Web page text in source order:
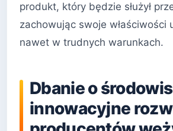
produkt, który będzie służył
zachowując swoje właściwości
nawet w trudnych warunkach.
Dbanie o
innowacyjne